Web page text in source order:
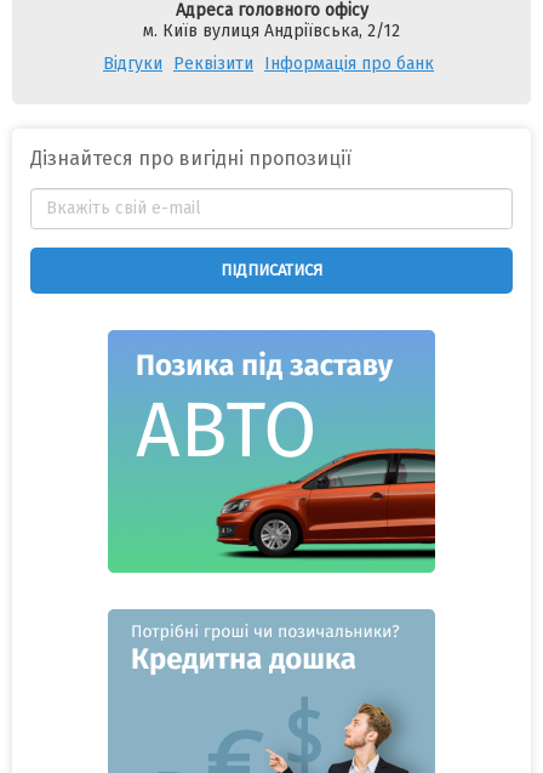
Адреса головного офісу
м. Київ вулиця Андріївська, 2/12
Відгуки
Реквізити Інформація про банк
Дізнайтеся про вигідні пропозиції
ПІДПИСАТИСЯ